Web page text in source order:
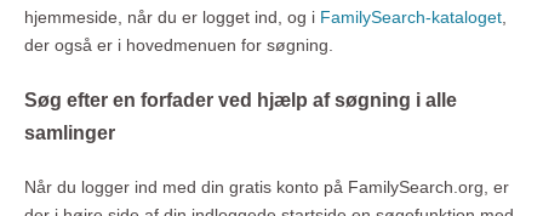
hjemmeside, når du er logget ind, og i FamilySearch-kataloget
der også er i hovedmenuen for søgning.
Søg efter en forfader ved hjælp af søgning i alle
samlinger
Når du logger ind med din gratis konto på FamilySearch.org, er